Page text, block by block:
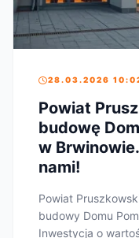
28.03.2026
Powiat
budowę
w
nami!
Powiat
budowy Domu
Inwestycja o